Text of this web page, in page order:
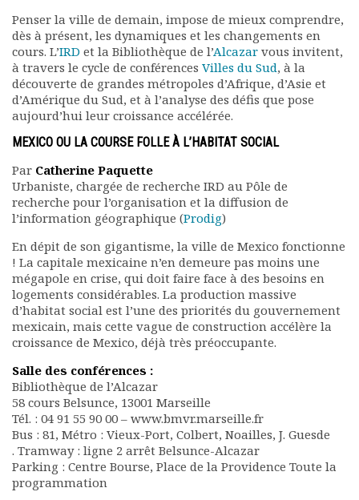
Assemblées générales
Comptes rendus mensuels
Rapports moraux
Rapports financiers
Nous rejoindre
Le bulletin
Présentation du bulletin
Comité de rédaction
Bulletins Villes en
développement
Kiosk
Ressources
Nos actions
Podcast-AdP
Dîners débats
Journées d’études
Concours vidéo
Nos partenaires
Evénements
Publications et rapports
Documents
Les adhérents
Annuaire
Offres d’emploi
Penser la ville de demain, impose de mieux comprendre,
dès à présent, les dynamiques et les changements en
cours. L’IRD et la Bibliothèque de l’Alcazar vous invitent,
à travers le cycle de conférences Villes du Sud, à la
découverte de grandes métropoles d’Afrique, d’Asie et
d’Amérique du Sud, et à l’analyse des défis que pose
aujourd’hui leur croissance accélérée.
MEXICO OU LA COURSE FOLLE À L’HABITAT SOCIAL
Par Catherine Paquette
Urbaniste, chargée de recherche IRD au Pôle de
recherche pour l’organisation et la diffusion de
l’information géographique (Prodig)
En dépit de son gigantisme, la ville de Mexico fonctionne
! La capitale mexicaine n’en demeure pas moins une
mégapole en crise, qui doit faire face à des besoins en
logements considérables. La production massive
d’habitat social est l’une des priorités du gouvernement
mexicain, mais cette vague de construction accélère la
croissance de Mexico, déjà très préoccupante.
Salle des conférences :
Bibliothèque de l’Alcazar
58 cours Belsunce, 13001 Marseille
Tél. : 04 91 55 90 00 – www.bmvr.marseille.fr
Bus : 81, Métro : Vieux-Port, Colbert, Noailles, J. Guesde
. Tramway : ligne 2 arrêt Belsunce-Alcazar
Parking : Centre Bourse, Place de la Providence Toute la
programmation